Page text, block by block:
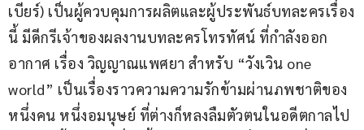
เบียร์) เป็นผู้ควบคุมการผลิตและผู้ประพันธ์บทละครเรื่อง
นี้ มีดีกรีเจ้าของผลงานบทละครโทรทัศน์ ที่กำลังออก
อากาศ เรื่อง วิญญาณแพศยา สำหรับ “วังเวิน one
world” เป็นเรื่องราวความความรักข้ามผ่านภพชาติของ
หนึ่งคน หนึ่งอมนุษย์ ที่ต่างก็หลงลืมตัวตนในอดีตกาลไป